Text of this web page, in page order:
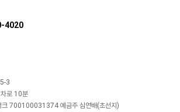
4020
3
로 10분
크 700100031374 예금주 심연배(초선지)